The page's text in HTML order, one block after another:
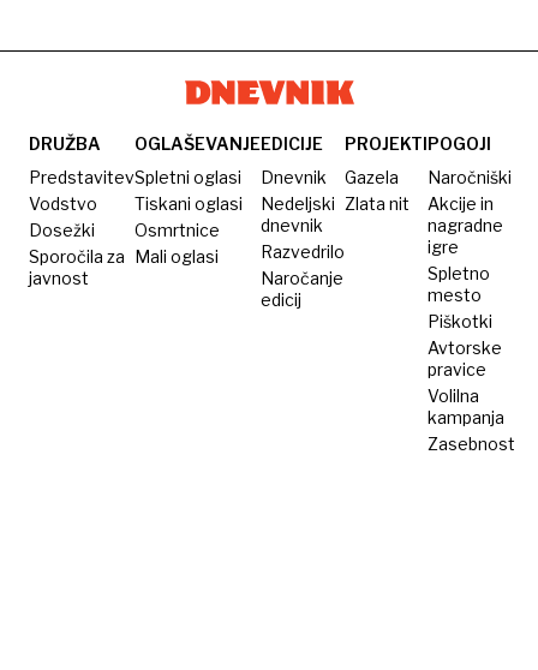
tarče.
tudi vaš
avto
med
njimi
DRUŽBA
Predstavitev
Vodstvo
Dosežki
Sporočila za
javnost
OGLAŠEVANJE
Spletni oglasi
Tiskani oglasi
Osmrtnice
Mali oglasi
EDICIJE
Dnevnik
Nedeljski
dnevnik
Razvedrilo
Naročanje
edicij
PROJEKTI
Gazela
Zlata nit
POGOJI
Naročniški
Akcije in
nagradne
igre
Spletno
mesto
Piškotki
Avtorske
pravice
Volilna
kampanja
Zasebnost